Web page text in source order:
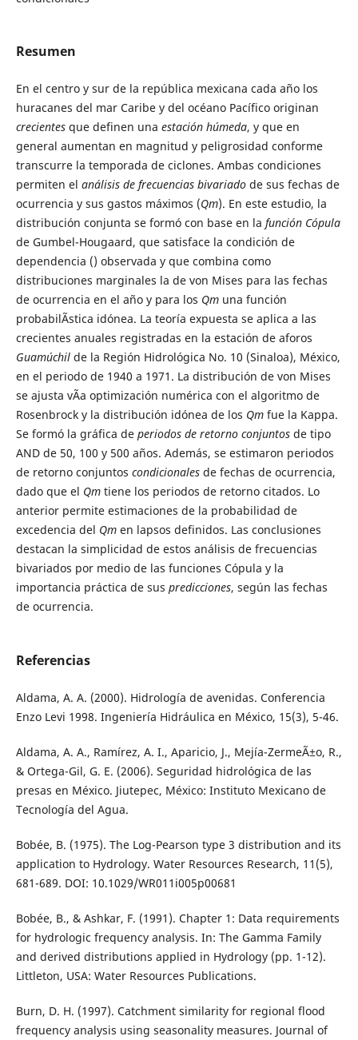
Resumen
En el centro y sur de la república mexicana cada año los
huracanes del mar Caribe y del océano Pacífico originan
crecientesque definen una estación húmeda, y que en
general aumentan en magnitud y peligrosidad conforme
transcurre la temporada de ciclones. Ambas condiciones
permiten el análisis de frecuencias bivariadode sus fechas de
ocurrencia y sus gastos máximos (Qm). En este estudio, la
distribución conjunta se formó con base en la función Cópula
de Gumbel-Hougaard, que satisface la condición de
dependencia () observada y que combina como
distribuciones marginales la de von Mises para las fechas
de ocurrencia en el año y para los Qmuna función
probabilÃ­stica idónea. La teoría expuesta se aplica a las
crecientes anuales registradas en la estación de aforos
Guamúchilde la Región Hidrológica No. 10 (Sinaloa), México,
en el periodo de 1940 a 1971. La distribución de von Mises
se ajusta vÃ­a optimización numérica con el algoritmo de
Rosenbrock y la distribución idónea de los Qmfue la Kappa.
Se formó la gráfica de periodos de retorno conjuntosde tipo
AND de 50, 100 y 500 años. Además, se estimaron periodos
de retorno conjuntos condicionalesde fechas de ocurrencia,
dado que el Qmtiene los periodos de retorno citados. Lo
anterior permite estimaciones de la probabilidad de
excedencia del Qmen lapsos definidos. Las conclusiones
destacan la simplicidad de estos análisis de frecuencias
bivariados por medio de las funciones Cópula y la
importancia práctica de sus predicciones, según las fechas
de ocurrencia.
Referencias
Aldama, A. A. (2000). Hidrología de avenidas. Conferencia
Enzo Levi 1998. Ingeniería Hidráulica en México, 15(3), 5-46.
Aldama, A. A., Ramírez, A. I., Aparicio, J., Mejía-ZermeÃ±o, R.,
& Ortega-Gil, G. E. (2006). Seguridad hidrológica de las
presas en México. Jiutepec, México: Instituto Mexicano de
Tecnología del Agua.
Bobée, B. (1975). The Log-Pearson type 3 distribution and its
application to Hydrology. Water Resources Research, 11(5),
681-689. DOI: 10.1029/WR011i005p00681
Bobée, B., & Ashkar, F. (1991). Chapter 1: Data requirements
for hydrologic frequency analysis. In: The Gamma Family
and derived distributions applied in Hydrology (pp. 1-12).
Littleton, USA: Water Resources Publications.
Burn, D. H. (1997). Catchment similarity for regional flood
frequency analysis using seasonality measures. Journal of